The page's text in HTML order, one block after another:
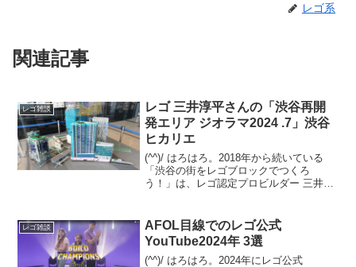
レゴ系
関連記事
レゴ雑談
レゴ 三井淳平さんの「渋谷再開
発エリア ジオラマ2024 .7」渋谷
ヒカリエ
(^^)/ はろはろ。2018年から続いている
「渋谷の街をレゴブロックでつくろ
う！」は、レゴ認定プロビルダー 三井淳
リニューアルし続けています。2024/7...
レゴ雑談
AFOL目線でのレゴ公式
YouTube2024年 3選
(^^)/ はろはろ。2024年にレゴ公式